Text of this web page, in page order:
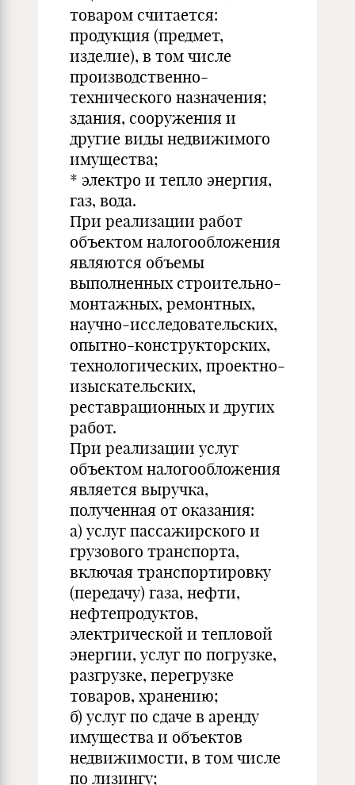
товаром считается:
продукция (предмет,
изделие), в том числе
производственно-
технического назначения;
здания, сооружения и
другие виды недвижимого
имущества;
* электро и тепло энергия,
газ, вода.
При реализации работ
объектом налогообложения
являются объемы
выполненных строительно-
монтажных, ремонтных,
научно-исследовательских,
опытно-конструкторских,
технологических, проектно-
изыскательских,
реставрационных и других
работ.
При реализации услуг
объектом налогообложения
является выручка,
полученная от оказания:
а) услуг пассажирского и
грузового транспорта,
включая транспортировку
(передачу) газа, нефти,
нефтепродуктов,
электрической и тепловой
энергии, услуг по погрузке,
разгрузке, перегрузке
товаров, хранению;
б) услуг по сдаче в аренду
имущества и объектов
недвижимости, в том числе
по лизингу;